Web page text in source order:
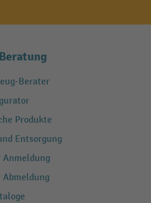
Berater
Produkte
Entsorgung